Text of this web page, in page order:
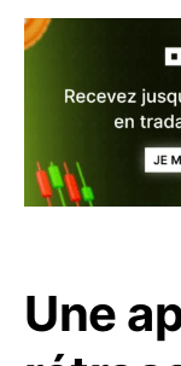
Une